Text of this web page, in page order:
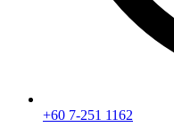
+60 7-251 1162